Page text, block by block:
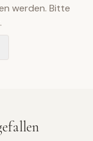
werden. Bitte